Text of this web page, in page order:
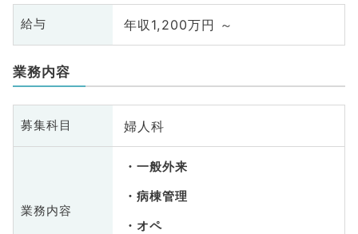
給与 年収1,200万円 ～
業務内容
募集科目 婦人科
業務内容
一般外来
病棟管理
オペ